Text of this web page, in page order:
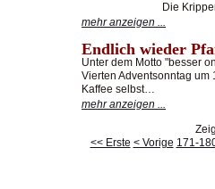
Die
mehr anzeigen ...
Endlich wieder
Unter dem Motto "besser
Vierten Adventsonntag um
Kaffee selbst…
mehr anzeigen ...
<< Erste < Vorige 171-